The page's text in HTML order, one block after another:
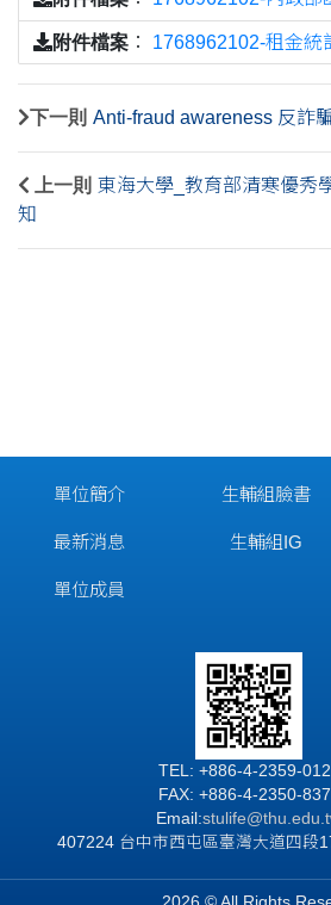
附件檔案 ： 1768962102-租金統
下一則 Anti-fraud awareness 反詐
上一則 東海大學_教育部清寒優秀
知
單位簡介
最新消息
單位成員
生輔組臉書
生輔組IG
TEL: +886-4-2359-
FAX: +886-4-2350-
Email:
407224 台中市西屯區臺灣大道四段